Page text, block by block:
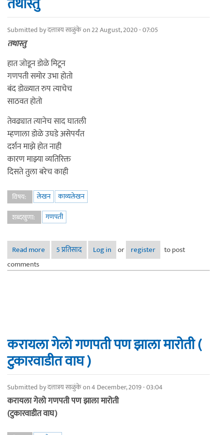
Submitted byदत्तात्रय साळुंकेon 22 August, 2020 - 07:05
तथास्तु
हात जोडून डोळे मिटून
गणपती समोर उभा होतो
बंद डोळ्यात रुप त्याचेच
साठवत होतो
तेवढ्यात त्यानेच साद घातली
म्हणाला डोळे उघडे असेपर्यंत
दर्शन माझे होत नाही
कारण माझ्या व्यतिरिक्त
दिसते तुला बरेच काही
विषय: लेखन
काव्यलेखन
शब्दखुणा:
गणपती
Read more about तथास्तु
5 प्रतिसाद Log in or register
to post
comments
करायला गेलो गणपती पण झाला मारोती (
टुकारवाडीत वाघ )
Submitted byदत्तात्रय साळुंकेon 4 December, 2019 - 03:04
करायला गेलो गणपती पण झाला मारोती
(टुकारवाडीत वाघ)